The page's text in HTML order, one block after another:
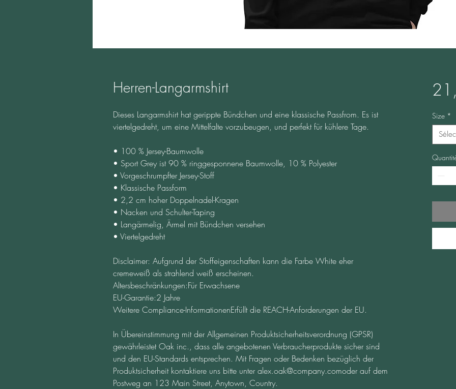
Herren-Langarmshirt
Dieses Langarmshirt hat gerippte Bündchen und eine klassische Passfrom. Es ist
viertelgedreht, um eine Mittelfalte vorzubeugen, und perfekt für kühlere Tage.
• 100 % Jersey-Baumwolle
• Sport Grey ist 90 % ringgesponnene Baumwolle, 10 % Polyester
• Vorgeschrumpfter Jersey-Stoff
• Klassische Passform
• 2,2 cm hoher Doppelnadel-Kragen
• Nacken und Schulter-Taping
• Langärmelig, Ärmel mit Bündchen versehen
• Viertelgedreht
Disclaimer: Aufgrund der Stoffeigenschaften kann die Farbe White eher
cremeweiß als strahlend weiß erscheinen.
Altersbeschränkungen:Für Erwachsene
EU-Garantie:2 Jahre
Weitere Compliance-InformationenErfüllt die REACH-Anforderungen der EU.
In Übereinstimmung mit der Allgemeinen Produktsicherheitsverordnung (GPSR)
gewährleistet Oak inc., dass alle angebotenen Verbraucherprodukte sicher sind
und den EU-Standards entsprechen. Mit Fragen oder Bedenken bezüglich der
Produktsicherheit kontaktiere uns bitte unter alex.oak@company.comoder auf dem
Postweg an 123 Main Street, Anytown, Country.
Size *